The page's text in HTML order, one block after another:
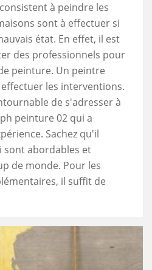
à peindre les
sont à effectuer si
état. En effet, il est
des professionnels pour
peinture. Un peintre
les interventions.
de s'adresser à
peinture 02 qui a
Sachez qu'il
sont abordables et
de monde. Pour les
il suffit de